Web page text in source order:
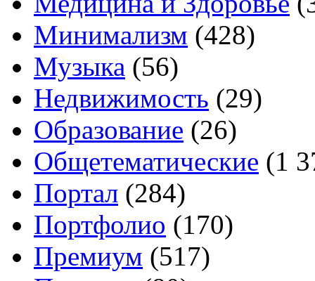
Минимализм (428)
Музыка (56)
Недвижимость (29)
Образование (26)
Общетематические (1
Портал (284)
Портфолио (170)
Премиум (517)